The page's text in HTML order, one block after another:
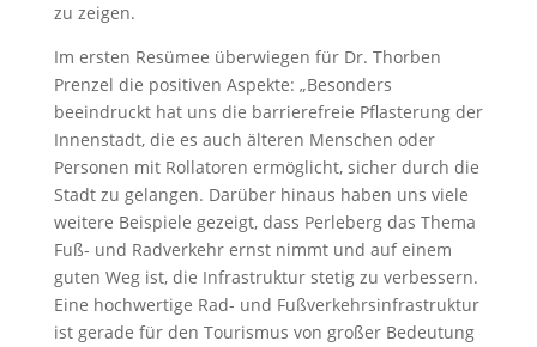
zu zeigen.
Im ersten Resümee überwiegen für Dr. Thorben
Prenzel die positiven Aspekte: „Besonders
beeindruckt hat uns die barrierefreie Pflasterung der
Innenstadt, die es auch älteren Menschen oder
Personen mit Rollatoren ermöglicht, sicher durch die
Stadt zu gelangen. Darüber hinaus haben uns viele
weitere Beispiele gezeigt, dass Perleberg das Thema
Fuß- und Radverkehr ernst nimmt und auf einem
guten Weg ist, die Infrastruktur stetig zu verbessern.
Eine hochwertige Rad- und Fußverkehrsinfrastruktur
ist gerade für den Tourismus von großer Bedeutung